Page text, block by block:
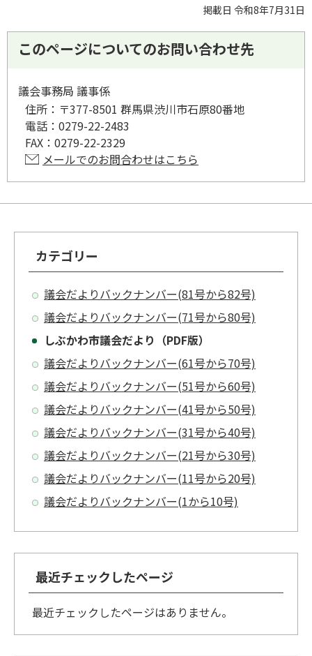
掲載日 令和8年7月31日
このページについてのお問い合わせ先
議会事務局 議事係
住所： 〒377-8501 群馬県渋川市石原80番地
電話： 0279-22-2483
FAX： 0279-22-2329
メールでのお問合わせはこちら
カテゴリー
議会だよりバックナンバー(81号から82号)
議会だよりバックナンバー(71号から80号)
しぶかわ市議会だより（PDF版）
議会だよりバックナンバー(61号から70号)
議会だよりバックナンバー(51号から60号)
議会だよりバックナンバー(41号から50号)
議会だよりバックナンバー(31号から40号)
議会だよりバックナンバー(21号から30号)
議会だよりバックナンバー(11号から20号)
議会だよりバックナンバー(1から10号)
最近チェックしたページ
最近チェックしたページはありません。